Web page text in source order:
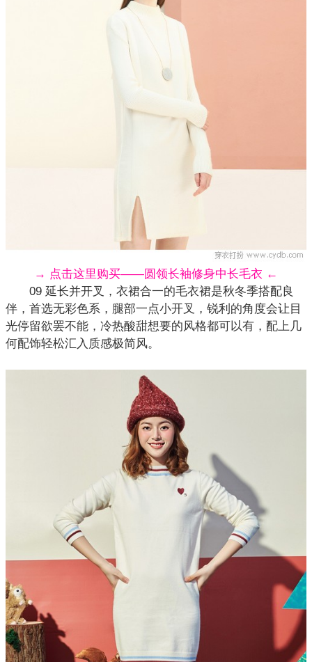
→ 点击这里购买——圆领长袖修身中长毛衣 ←
09 延长并开叉，衣裙合一的毛衣裙是秋冬季搭配良
伴，首选无彩色系，腿部一点小开叉，锐利的角度会让目
光停留欲罢不能，冷热酸甜想要的风格都可以有，配上几
何配饰轻松汇入质感极简风。